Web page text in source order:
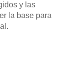
y las
la base para